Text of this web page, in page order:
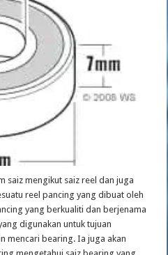
saiz mengikut saiz reel dan juga
reel pancing yang dibuat oleh
yang berkualiti dan berjenama
digunakan untuk tujuan
mencari bearing. Ia juga akan